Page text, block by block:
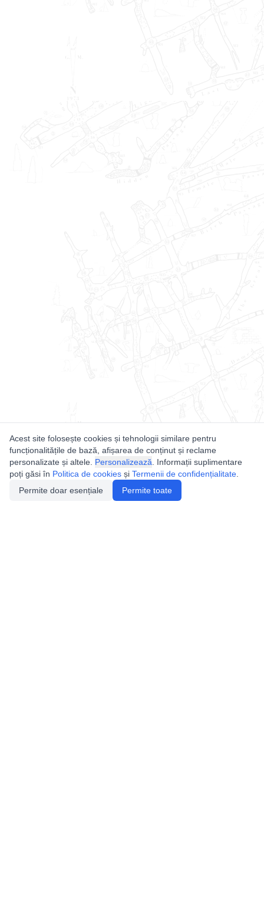
Acest site folosește cookies și tehnologii similare pentru
funcționalitățile de bază, afișarea de conținut și reclame
personalizate și altele. Personalizează . Informații suplimentare
poți găsi în Politica de cookies și Termenii de confidențialitate
Permite doar esențiale
Permite toate